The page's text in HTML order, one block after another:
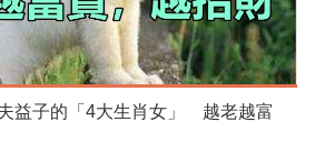
益子的「4大生肖女」 越老越富